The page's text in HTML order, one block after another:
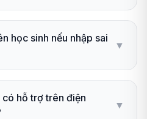
học sinh nếu nhập sai
▼
hỗ trợ trên điện
▼